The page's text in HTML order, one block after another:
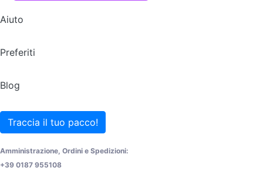
Aiuto
Preferiti
Blog
Traccia il tuo pacco!
Amministrazione, Ordini e Spedizioni:
+39 0187 955108